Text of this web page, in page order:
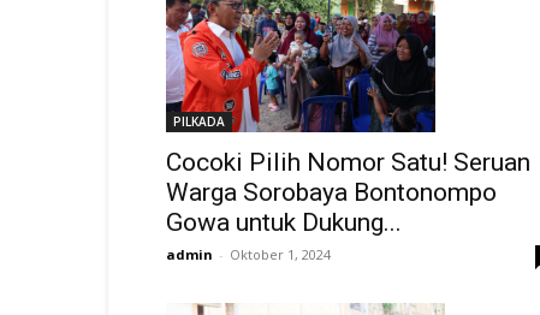
PILKADA
Cocoki Pilih Nomor Satu! Seruan
Warga Sorobaya Bontonompo
Gowa untuk Dukung...
admin - Oktober 1, 2024